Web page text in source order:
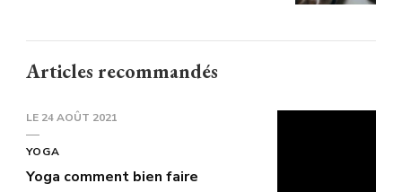
Articles recommandés
LE 24 AOÛT 2021
YOGA
Yoga comment bien faire